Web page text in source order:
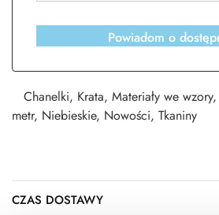
Powiadom o
Chanelki, Krata, Materiały we wzory,
metr, Niebieskie, Nowości, Tkaniny
CZAS DOSTAWY